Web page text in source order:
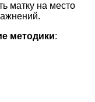
матку на место
методики: